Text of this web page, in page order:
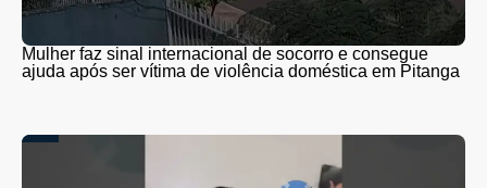
Mulher faz sinal internacional de socorro e consegue
ajuda após ser vítima de violência doméstica em Pitanga